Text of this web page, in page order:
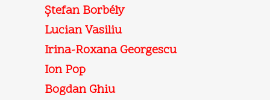
Ştefan Borbély
Lucian Vasiliu
Irina-Roxana Georgescu
Ion Pop
Bogdan Ghiu